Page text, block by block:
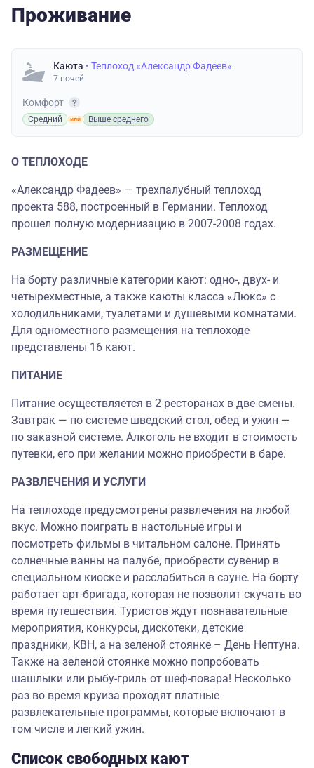
Проживание
Каюта • Теплоход «Александр Фадеев»
7 ночей
Комфорт
Средний Выше среднего
О ТЕПЛОХОДЕ
«Александр Фадеев» — трехпалубный теплоход
проекта 588, построенный в Германии. Теплоход
прошел полную модернизацию в 2007-2008 годах.
РАЗМЕЩЕНИЕ
На борту различные категории кают: одно-, двух- и
четырехместные, а также каюты класса «Люкс» с
холодильниками, туалетами и душевыми комнатами.
Для одноместного размещения на теплоходе
представлены 16 кают.
ПИТАНИЕ
Питание осуществляется в 2 ресторанах в две смены.
Завтрак — по системе шведский стол, обед и ужин —
по заказной системе. Алкоголь не входит в стоимость
путевки, его при желании можно приобрести в баре.
РАЗВЛЕЧЕНИЯ И УСЛУГИ
На теплоходе предусмотрены развлечения на любой
вкус. Можно поиграть в настольные игры и
посмотреть фильмы в читальном салоне. Принять
солнечные ванны на палубе, приобрести сувенир в
специальном киоске и расслабиться в сауне. На борту
работает арт-бригада, которая не позволит скучать во
время путешествия. Туристов ждут познавательные
мероприятия, конкурсы, дискотеки, детские
праздники, КВН, а на зеленой стоянке – День Нептуна.
Также на зеленой стоянке можно попробовать
шашлыки или рыбу-гриль от шеф-повара! Несколько
раз во время круиза проходят платные
развлекательные программы, которые включают в
том числе и легкий ужин.
Список свободных кают